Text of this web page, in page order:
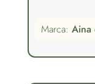
Marca: Aina